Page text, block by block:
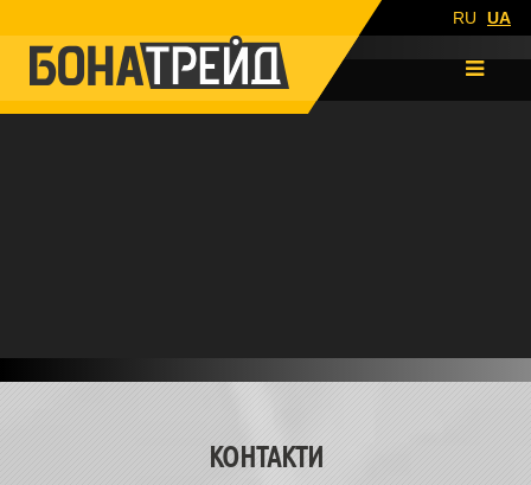
RU UA
КОНТАКТИ